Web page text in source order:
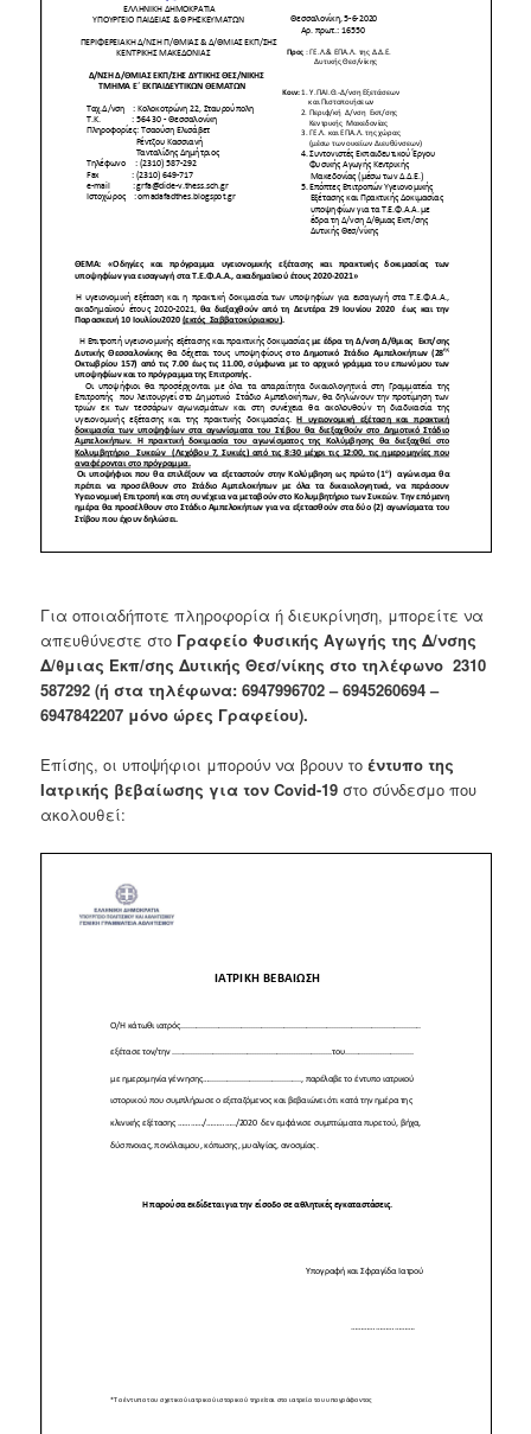
Για οποιαδήποτε πληροφορία ή διευκρίνηση, μπορείτε να
απευθύνεστε στο Γραφείο Φυσικής Αγωγής της Δ/νσης
Δ/θμιας Εκπ/σης Δυτικής Θεσ/νίκης στο τηλέφωνο 2310
587292 (ή στα τηλέφωνα: 6947996702 – 6945260694 –
6947842207 μόνο ώρες Γραφείου).
Επίσης, οι υποψήφιοι μπορούν να βρουν τοέντυπο της
Ιατρικής βεβαίωσης για τον Covid-19 στο σύνδεσμο που
ακολουθεί: